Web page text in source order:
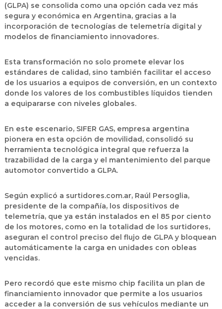
(GLPA) se consolida como una opción cada vez más
segura y económica en Argentina, gracias a la
incorporación de tecnologías de telemetría digital y
modelos de financiamiento innovadores.
Esta transformación no solo promete elevar los
estándares de calidad, sino también facilitar el acceso
de los usuarios a equipos de conversión, en un contexto
donde los valores de los combustibles líquidos tienden
a equipararse con niveles globales.
En este escenario, SIFER GAS, empresa argentina
pionera en esta opción de movilidad, consolidó su
herramienta tecnológica integral que refuerza la
trazabilidad de la carga y el mantenimiento del parque
automotor convertido a GLPA.
Según explicó a surtidores.com.ar, Raúl Persoglia,
presidente de la compañía, los dispositivos de
telemetría, que ya están instalados en el 85 por ciento
de los motores, como en la totalidad de los surtidores,
aseguran el control preciso del flujo de GLPA y bloquean
automáticamente la carga en unidades con obleas
vencidas.
Pero recordó que este mismo chip facilita un plan de
financiamiento innovador que permite a los usuarios
acceder a la conversión de sus vehículos mediante un